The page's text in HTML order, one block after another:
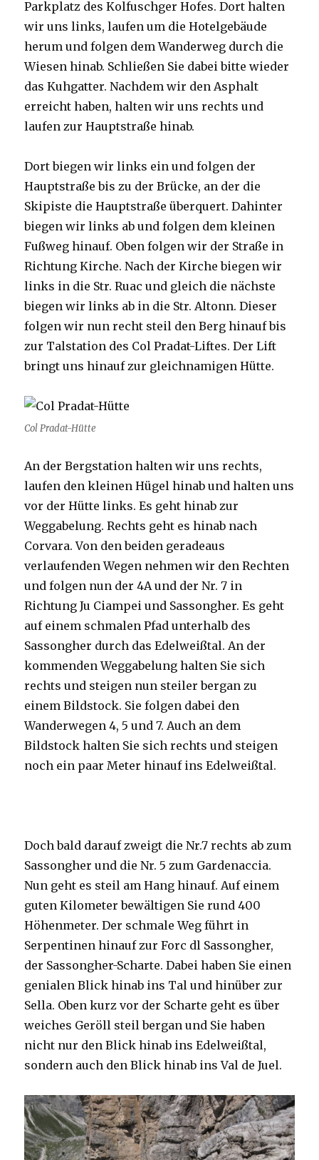
Parkplatz des Kolfuschger Hofes. Dort halten
wir uns links, laufen um die Hotelgebäude
herum und folgen dem Wanderweg durch die
Wiesen hinab. Schließen Sie dabei bitte wieder
das Kuhgatter. Nachdem wir den Asphalt
erreicht haben, halten wir uns rechts und
laufen zur Hauptstraße hinab.
Dort biegen wir links ein und folgen der
Hauptstraße bis zu der Brücke, an der die
Skipiste die Hauptstraße überquert. Dahinter
biegen wir links ab und folgen dem kleinen
Fußweg hinauf. Oben folgen wir der Straße in
Richtung Kirche. Nach der Kirche biegen wir
links in die Str. Ruac und gleich die nächste
biegen wir links ab in die Str. Altonn. Dieser
folgen wir nun recht steil den Berg hinauf bis
zur Talstation des Col Pradat-Liftes. Der Lift
bringt uns hinauf zur gleichnamigen Hütte.
Col Pradat-Hütte
An der Bergstation halten wir uns rechts,
laufen den kleinen Hügel hinab und halten uns
vor der Hütte links. Es geht hinab zur
Weggabelung. Rechts geht es hinab nach
Corvara. Von den beiden geradeaus
verlaufenden Wegen nehmen wir den Rechten
und folgen nun der 4A und der Nr. 7 in
Richtung Ju Ciampei und Sassongher. Es geht
auf einem schmalen Pfad unterhalb des
Sassongher durch das Edelweißtal. An der
kommenden Weggabelung halten Sie sich
rechts und steigen nun steiler bergan zu
einem Bildstock. Sie folgen dabei den
Wanderwegen 4, 5 und 7. Auch an dem
Bildstock halten Sie sich rechts und steigen
noch ein paar Meter hinauf ins Edelweißtal.
Doch bald darauf zweigt die Nr.7 rechts ab zum
Sassongher und die Nr. 5 zum Gardenaccia.
Nun geht es steil am Hang hinauf. Auf einem
guten Kilometer bewältigen Sie rund 400
Höhenmeter. Der schmale Weg führt in
Serpentinen hinauf zur Forc dl Sassongher,
der Sassongher-Scharte. Dabei haben Sie einen
genialen Blick hinab ins Tal und hinüber zur
Sella. Oben kurz vor der Scharte geht es über
weiches Geröll steil bergan und Sie haben
nicht nur den Blick hinab ins Edelweißtal,
sondern auch den Blick hinab ins Val de Juel.